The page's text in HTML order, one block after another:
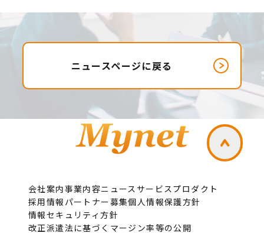
ニュースページに戻る
会社案内事業内容ニュース サービスプロダクト
採用情報 パートナー募集個人情報保護方針
情報セキュリティ方針
改正派遣法に基づくマージン率等の公開